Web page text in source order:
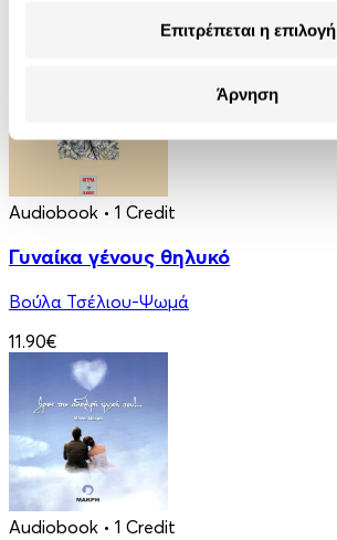
Επιτρέπεται η επιλογή
Άρνηση
Audiobook • 1 Credit
Γυναίκα γένους θηλυκό
Βούλα Τσέλιου-Ψωμά
11.90€
Audiobook • 1 Credit